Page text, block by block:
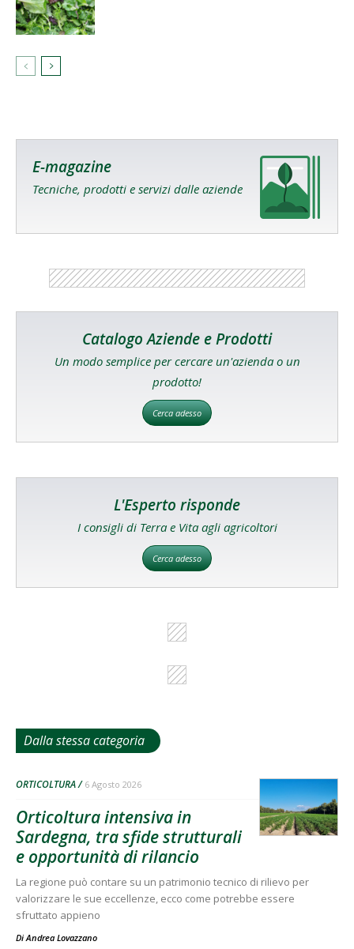
E-magazine
Tecniche, prodotti e servizi dalle aziende
Catalogo Aziende e Prodotti
Un modo semplice per cercare un'azienda o un
prodotto!
Cerca adesso
L'Esperto risponde
I consigli di Terra e Vita agli agricoltori
Cerca adesso
Dalla stessa categoria
ORTICOLTURA 6 Agosto 2026
Orticoltura intensiva in
Sardegna, tra sfide strutturali
e opportunità di rilancio
La regione può contare su un patrimonio tecnico di rilievo per
valorizzare le sue eccellenze, ecco come potrebbe essere
sfruttato appieno
Di Andrea Lovazzano